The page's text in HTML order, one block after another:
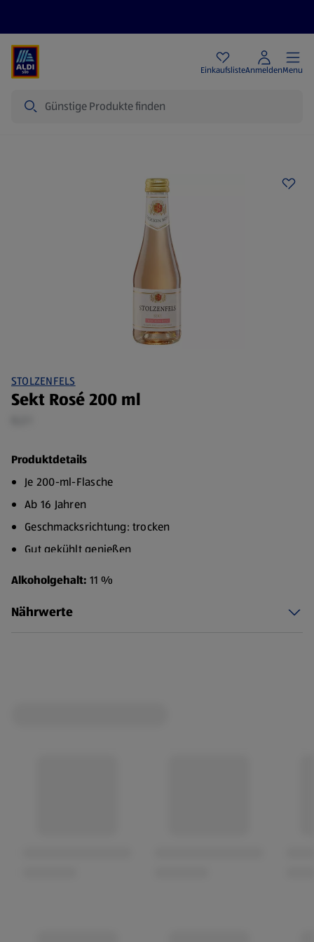
EinkaufslisteAnmeldenMenu
STOLZENFELS
Sekt Rosé 200 ml
Produktdetails
Je 200-ml-Flasche
Ab 16 Jahren
Geschmacksrichtung: trocken
Gut gekühlt genießen
Hergestellt in Deutschland
Alkoholgehalt: 11 %
Nährwerte